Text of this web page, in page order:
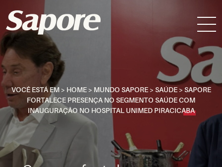
VOCÊ ESTÁ EM > HOME> MUNDO SAPORE> SAÚDE> SAPORE
FORTALECE PRESENÇA NO SEGMENTO SAÚDE COM
INAUGURAÇÃO NO HOSPITAL UNIMED PIRACICABA